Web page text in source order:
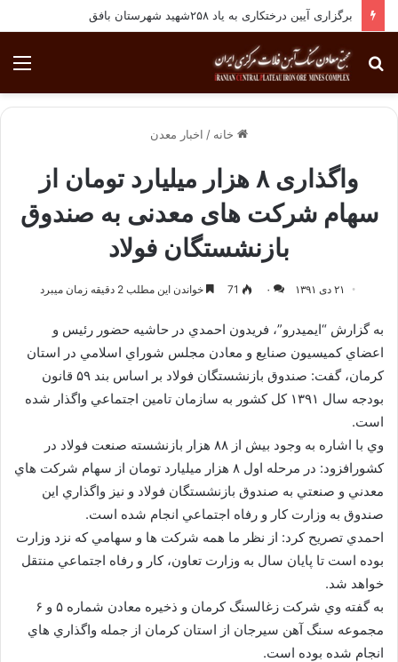
برگزاری آیین درختکاری به یاد ۲۵۸شهید شهرستان بافق
جستجو
برای
خانه / اخبار معدن
واگذاری ۸ هزار میلیارد تومان از
سهام شرکت های معدنی به صندوق
بازنشستگان فولاد
۲۱ دی ۱۳۹۱ ۰ 71 خواندن این مطلب 2 دقیقه زمان میبرد
به گزارش “ايميدرو”، فريدون احمدي در حاشيه حضور رئيس و
اعضاي كميسيون صنايع و معادن مجلس شوراي اسلامي در استان
كرمان، گفت: صندوق بازنشستگان فولاد بر اساس بند ۵۹ قانون
بودجه سال ۱۳۹۱ كل كشور به سازمان تامين اجتماعي واگذار شده
است.
وي با اشاره به وجود بيش از ۸۸ هزار بازنشسته صنعت فولاد در
كشورافزود: در مرحله اول ۸ هزار ميليارد تومان از سهام شركت هاي
معدني و صنعتي به صندوق بازنشستگان فولاد و نيز واگذاري اين
صندوق به وزارت كار و رفاه اجتماعي انجام شده است.
احمدي تصريح كرد: از نظر ما همه شركت ها و سهامي كه نزد وزارت
بوده است تا پايان سال به وزارت تعاون، كار و رفاه اجتماعي منتقل
خواهد شد.
به گفته وي شركت زغالسنگ كرمان و ذخيره معادن شماره ۵ و ۶
مجموعه سنگ آهن سيرجان از استان كرمان از جمله واگذاري هاي
انجام شده بوده است.